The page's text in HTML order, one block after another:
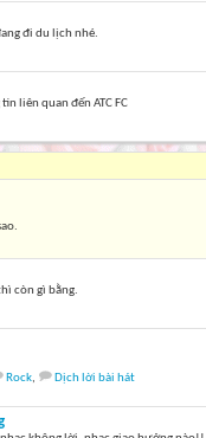
đi du lịch nhé.
liên quan đến ATC FC
còn gì bằng.
Rock, Dịch lời bài hát